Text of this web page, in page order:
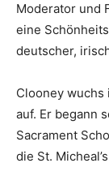
Moderator und
eine
deutscher,
Clooney wuchs
auf. Er begann
Sacrament
die St.